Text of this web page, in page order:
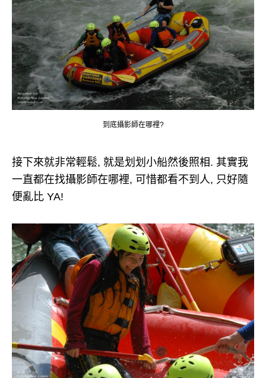
到底攝影師在哪裡?
接下來就非常輕鬆, 就是划划小船然後照相. 其實我
一直都在找攝影師在哪裡, 可惜都看不到人, 只好隨
便亂比 YA!